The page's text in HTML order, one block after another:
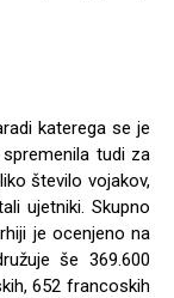
katerega se je
tudi za
število vojakov,
ujetniki. Skupno
je ocenjeno na
še 369.600
652 francoskih